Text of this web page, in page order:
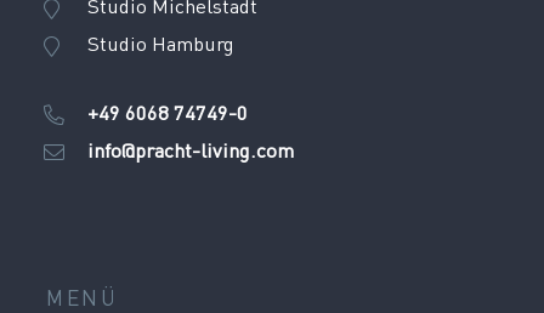
Studio Michelstadt
Studio Hamburg
+49 6068 74749-0
info@pracht-living.com
MENÜ